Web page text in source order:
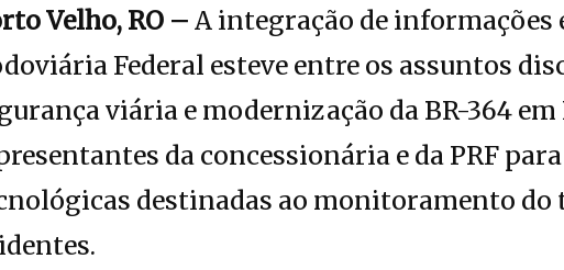
Velho, RO – A integração de informações
Federal esteve entre os assuntos
viária e modernização da BR-364
da concessionária e da PRF
destinadas ao monitoramento do